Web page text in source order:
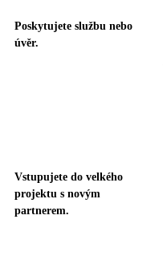
Poskytujete službu nebo
úvěr.
Vstupujete do velkého
projektu s novým
partnerem.